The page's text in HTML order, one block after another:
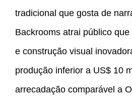
tradicional que gosta de
Backrooms atrai público
e construção visual
produção inferior a US$ 10
arrecadação comparável a